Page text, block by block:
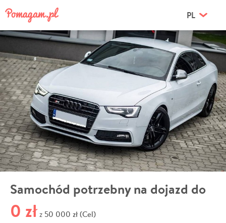
PL
Samochód potrzebny na dojazd do
0 zł z 50 000 zł (Cel)